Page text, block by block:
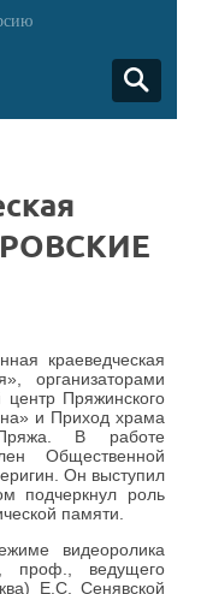
краеведческая
организаторами
Пряжинского
и Приход храма
В работе
Общественной
Он выступил
подчеркнул роль
памяти.
видеоролика
проф., ведущего
Е.С. Сенявской